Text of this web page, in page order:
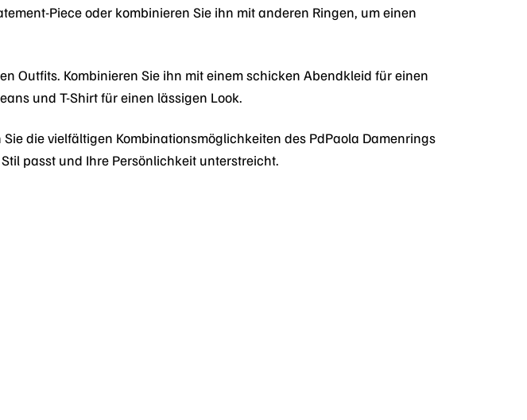
Piece oder kombinieren Sie ihn mit anderen Ringen, um einen
Outfits. Kombinieren Sie ihn mit einem schicken Abendkleid für einen
und T-Shirt für einen lässigen Look.
die vielfältigen Kombinationsmöglichkeiten des PdPaola Damenrings
passt und Ihre Persönlichkeit unterstreicht.